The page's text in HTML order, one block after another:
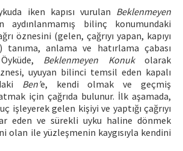
iken kapısı vurulan Beklenmeyen
aydınlanmamış bilinç konumundaki
öznesini (gelen, çağrıyı yapan, kapıyı
tanıma, anlama ve hatırlama çabası
Beklenmeyen Konukolarak
uyuyan bilinci temsil eden kapalı
Ben’e, kendi olmak ve geçmiş
için çağrıda bulunur. İlk aşamada,
işleyerek gelen kişiyi ve yaptığı çağrıyı
eden ve sürekli uyku haline dönmek
olan ile yüzleşmenin kaygısıyla kendini